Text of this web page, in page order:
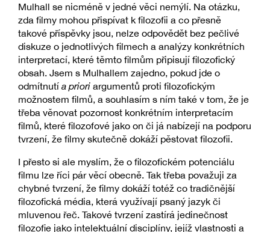
Mulhall se nicméně v jedné věci nemýlí. Na otázku,
zda filmy mohou přispívat k filozofii a co přesně
takové příspěvky jsou, nelze odpovědět bez pečlivé
diskuze o jednotlivých filmech a analýzy konkrétních
interpretací, které těmto filmům připisují filozofický
obsah. Jsem s Mulhallem zajedno, pokud jde o
odmítnutía priori argumentů proti filozofickým
možnostem filmů, a souhlasím s ním také v tom, že je
třeba věnovat pozornost konkrétním interpretacím
filmů, které filozofové jako on či já nabízejí na podporu
tvrzení, že filmy skutečně dokáží pěstovat filozofii.
I přesto si ale myslím, že o filozofickém potenciálu
filmu lze říci pár věcí obecně. Tak třeba považuji za
chybné tvrzení, že filmy dokáží totéž co tradičnější
filozofická média, která využívají psaný jazyk či
mluvenou řeč. Takové tvrzení zastírá jedinečnost
filozofie jako intelektuální disciplíny, jejíž vlastnosti a